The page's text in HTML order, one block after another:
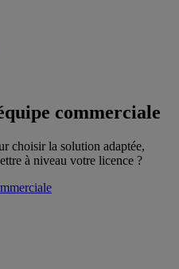
commerciale
choisir la solution adaptée,
à niveau votre licence ?